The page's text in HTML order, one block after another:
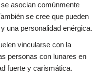
asocian comúnmente
se cree que pueden
una personalidad enérgica.
vincularse con la
personas con lunares en
fuerte y carismática.